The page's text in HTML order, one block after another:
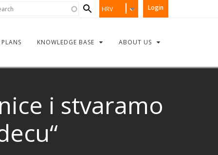
Login
HRV
form
PLANS KNOWLEDGE BASE ABOUT US
i stvaramo